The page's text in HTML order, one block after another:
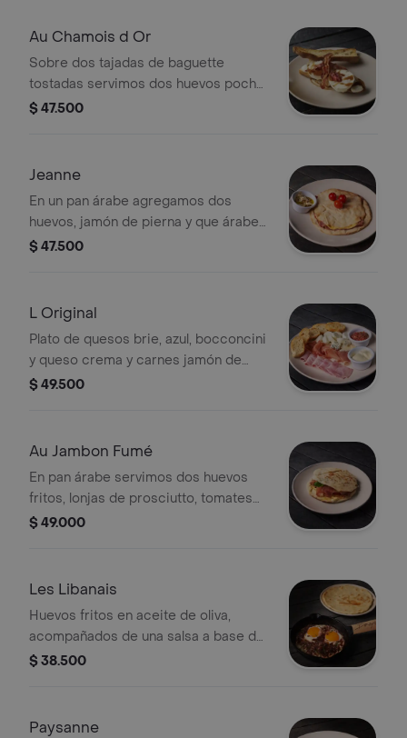
Au Chamois d Or
Sobre dos tajadas de baguette
tostadas servimos dos huevos poché,
queso bocconcini y dos tajadas de
$ 47.500
Jeanne
En un pan árabe agregamos dos
huevos, jamón de pierna y que árabe y
tomate cherry. so amarillo, todo
$ 47.500
L Original
Plato de quesos brie, azul, bocconcini
y queso crema y carnes jamón de
pierna y jamón serrano. Acompañado
$ 49.500
Au Jambon Fumé
En pan árabe servimos dos huevos
fritos, lonjas de prosciutto, tomates
cherry salteado con albahaca, queso
$ 49.000
Les Libanais
Huevos fritos en aceite de oliva,
acompañados de una salsa a base de
sumac (condimento libanés),
$ 38.500
Paysanne